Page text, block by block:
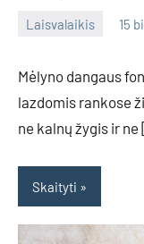
Laisvalaikis 15
Mėlyno dangaus
lazdomis rankose
ne kalnų žygis ir
Skaityti